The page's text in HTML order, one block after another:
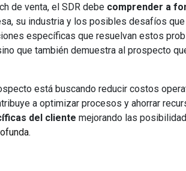
de venta, el SDR debe comprender a
su industria y los posibles desafíos
específicas que resuelvan estos
que también demuestra al prospecto
está buscando reducir costos
a optimizar procesos y ahorrar
del cliente mejorando las